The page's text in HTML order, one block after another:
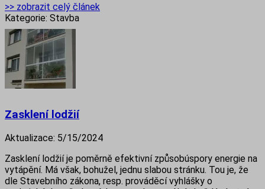
>> zobrazit celý článek
Kategorie: Stavba
Zasklení lodžií
Aktualizace: 5/15/2024
Zasklení lodžií je poměrně efektivní způsobúspory energie na
vytápění. Má však, bohužel, jednu slabou stránku. Tou je, že
dle Stavebního zákona, resp. prováděcí vyhlášky o